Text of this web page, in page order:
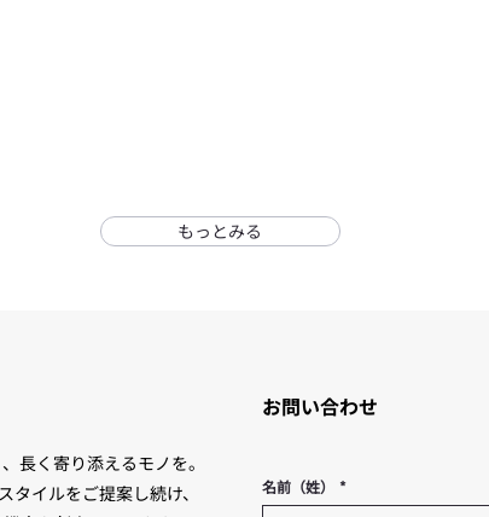
もっとみる
長く寄り添えるモノを。
タイルをご提案し続け、
お問い合わせ
名前（姓） *